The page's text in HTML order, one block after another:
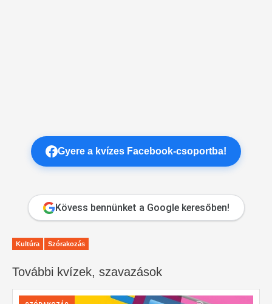
Gyere a kvízes Facebook-csoportba!
Kövess bennünket a Google keresőben!
Kultúra Szórakozás
További kvízek, szavazások